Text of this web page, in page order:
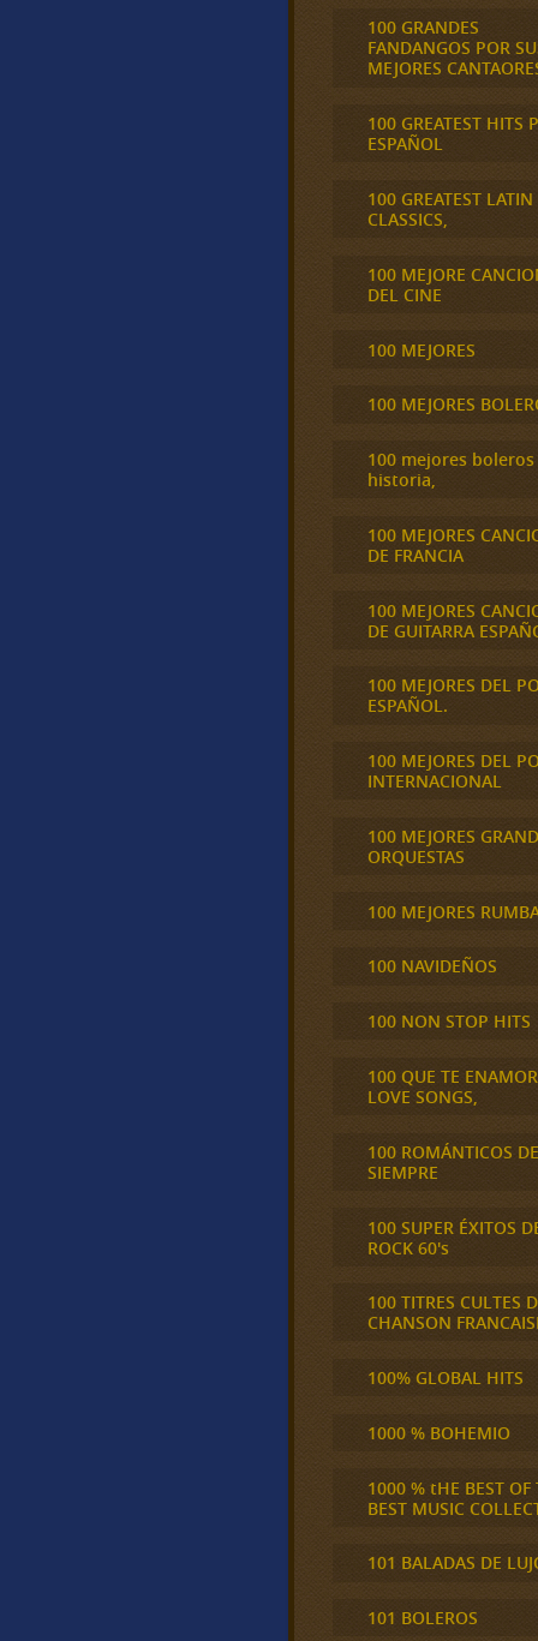
100 GRANDES
FANDANGOS POR
MEJORES
100 GREATEST HITS
ESPAÑOL
100 GREATEST LATIN
CLASSICS,
100 MEJORE
DEL CINE
100 MEJORES
100 MEJORES
100 mejores
historia,
100 MEJORES
DE FRANCIA
100 MEJORES
DE GUITARRA
100 MEJORES DEL
ESPAÑOL.
100 MEJORES DEL
INTERNACIONAL
100 MEJORES
ORQUESTAS
100 MEJORES
100 NAVIDEÑOS
100 NON STOP HITS
100 QUE TE
LOVE SONGS,
100 ROMÁNTICOS DE
SIEMPRE
100 SUPER ÉXITOS
ROCK 60's
100 TITRES CULTES
CHANSON
100% GLOBAL HITS
1000 % BOHEMIO
1000 % tHE BEST OF
BEST MUSIC
101 BALADAS DE
101 BOLEROS